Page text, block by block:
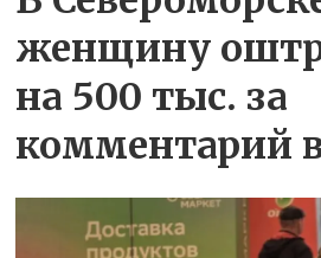
женщину
на 500 тыс. за
комментарий